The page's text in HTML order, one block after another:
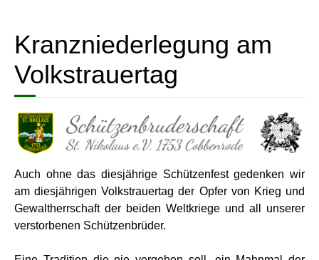
Kranzniederlegung am
Volkstrauertag
Auch ohne das diesjährige Schützenfest gedenken wir
am diesjährigen Volkstrauertag der Opfer von Krieg und
Gewaltherrschaft der beiden Weltkriege und all unserer
verstorbenen Schützenbrüder.